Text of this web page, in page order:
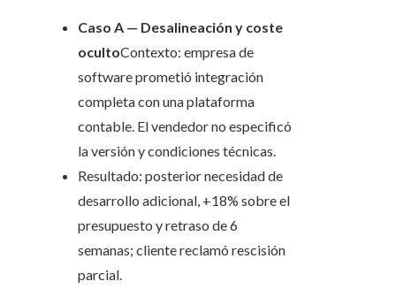
Caso A — Desalineación y coste
ocultoContexto: empresa de
software prometió integración
completa con una plataforma
contable. El vendedor no especificó
la versión y condiciones técnicas.
Resultado: posterior necesidad de
desarrollo adicional, +18% sobre el
presupuesto y retraso de 6
semanas; cliente reclamó rescisión
parcial.